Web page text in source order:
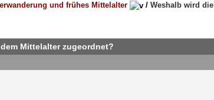
und frühes Mittelalter / Weshalb wird
Mittelalter zugeordnet?